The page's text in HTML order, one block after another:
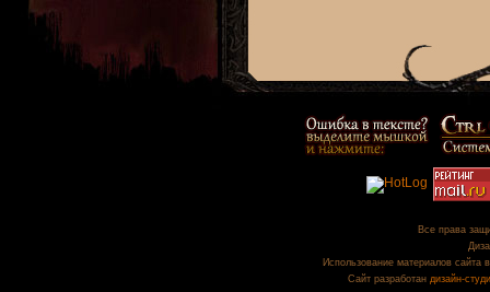
Все права
Использование материалов сайта
Сайт разработан дизайн-